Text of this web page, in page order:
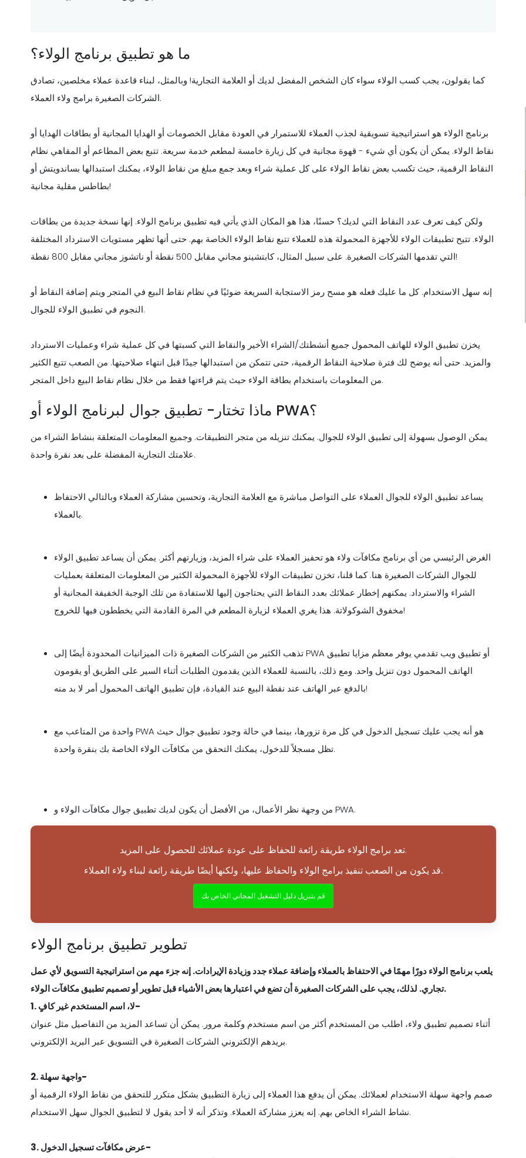
ما هو تطبيق برنامج الولاء؟
كما يقولون، يجب كسب الولاء سواء كان الشخص المفضل لديك أو العلامة التجارية! وبالمثل، لبناء قاعدة عملاء مخلصين، تصادق
الشركات الصغيرة برامج ولاء العملاء.
برنامج الولاء هو استراتيجية تسويقية لجذب العملاء للاستمرار في العودة مقابل الخصومات أو الهدايا المجانية أو بطاقات الهدايا أو
نقاط الولاء. يمكن أن يكون أي شيء - قهوة مجانية في كل زيارة خامسة لمطعم خدمة سريعة. تتبع بعض المطاعم أو المقاهي نظام
النقاط الرقمية، حيث تكسب بعض نقاط الولاء على كل عملية شراء وبعد جمع مبلغ من نقاط الولاء، يمكنك استبدالها بساندويتش أو
بطاطس مقلية مجانية!
ولكن كيف تعرف عدد النقاط التي لديك؟ حسنًا، هذا هو المكان الذي يأتي فيه تطبيق برنامج الولاء. إنها نسخة جديدة من بطاقات
الولاء. تتيح تطبيقات الولاء للأجهزة المحمولة هذه للعملاء تتبع نقاط الولاء الخاصة بهم. حتى أنها تظهر مستويات الاسترداد المختلفة
التي تقدمها الشركات الصغيرة. على سبيل المثال، كابتشينو مجاني مقابل 500 نقطة أو ناتشوز مجاني مقابل 800 نقطة!
إنه سهل الاستخدام. كل ما عليك فعله هو مسح رمز الاستجابة السريعة ضوئيًا في نظام نقاط البيع في المتجر ويتم إضافة النقاط أو
النجوم في تطبيق الولاء للجوال.
يخزن تطبيق الولاء للهاتف المحمول جميع أنشطتك/الشراء الأخير والنقاط التي كسبتها في كل عملية شراء وعمليات الاسترداد
والمزيد. حتى أنه يوضح لك فترة صلاحية النقاط الرقمية، حتى تتمكن من استبدالها جيدًا قبل انتهاء صلاحيتها. من الصعب تتبع الكثير
من المعلومات باستخدام بطاقة الولاء حيث يتم قراءتها فقط من خلال نظام نقاط البيع داخل المتجر.
ماذا تختار- تطبيق جوال لبرنامج الولاء أو PWA؟
يمكن الوصول بسهولة إلى تطبيق الولاء للجوال. يمكنك تنزيله من متجر التطبيقات. وجميع المعلومات المتعلقة بنشاط الشراء من
علامتك التجارية المفضلة على بعد نقرة واحدة.
يساعد تطبيق الولاء للجوال العملاء على التواصل مباشرة مع العلامة التجارية، وتحسين مشاركة العملاء وبالتالي الاحتفاظ
بالعملاء.
الغرض الرئيسي من أي برنامج مكافآت ولاء هو تحفيز العملاء على شراء المزيد، وزيارتهم أكثر. يمكن أن يساعد تطبيق الولاء
للجوال الشركات الصغيرة هنا. كما قلنا، تخزن تطبيقات الولاء للأجهزة المحمولة الكثير من المعلومات المتعلقة بعمليات
الشراء والاسترداد. يمكنهم إخطار عملائك بعدد النقاط التي يحتاجون إليها للاستفادة من تلك الوجبة الخفيفة المجانية أو
مخفوق الشوكولاتة. هذا يغري العملاء لزيارة المطعم في المرة القادمة التي يخططون فيها للخروج!
تذهب الكثير من الشركات الصغيرة ذات الميزانيات المحدودة أيضًا إلى PWA أو تطبيق ويب تقدمي يوفر معظم مزايا تطبيق
الهاتف المحمول دون تنزيل واحد. ومع ذلك، بالنسبة للعملاء الذين يقدمون الطلبات أثناء السير على الطريق أو يقومون
بالدفع عبر الهاتف عند نقطة البيع عند القيادة، فإن تطبيق الهاتف المحمول أمر لا بد منه!
واحدة من المتاعب مع PWA هو أنه يجب عليك تسجيل الدخول في كل مرة تزورها، بينما في حالة وجود تطبيق جوال حيث
تظل مسجلاً للدخول، يمكنك التحقق من مكافآت الولاء الخاصة بك بنقرة واحدة.
من وجهة نظر الأعمال، من الأفضل أن يكون لديك تطبيق جوال مكافآت الولاء و PWA.
تعد برامج الولاء طريقة رائعة للحفاظ على عودة عملائك للحصول على المزيد.
قد يكون من الصعب تنفيذ برامج الولاء والحفاظ عليها، ولكنها أيضًا طريقة رائعة لبناء ولاء العملاء.
قم بتنزيل دليل التشغيل المجاني الخاص بك
تطوير تطبيق برنامج الولاء
يلعب برنامج الولاء دورًا مهمًا في الاحتفاظ بالعملاء وإضافة عملاء جدد وزيادة الإيرادات. إنه جزء مهم من استراتيجية التسويق لأي عمل
تجاري. لذلك، يجب على الشركات الصغيرة أن تضع في اعتبارها بعض الأشياء قبل تطوير أو تصميم تطبيق مكافآت الولاء.
1.
لا، اسم المستخدم غير كافٍ-
أثناء تصميم تطبيق ولاء، اطلب من المستخدم أكثر من اسم مستخدم وكلمة مرور. يمكن أن تساعد المزيد من التفاصيل مثل عنوان
بريدهم الإلكتروني الشركات الصغيرة في التسويق عبر البريد الإلكتروني.
2.
واجهة سهلة-
صمم واجهة سهلة الاستخدام لعملائك. يمكن أن يدفع هذا العملاء إلى زيارة التطبيق بشكل متكرر للتحقق من نقاط الولاء الرقمية أو
نشاط الشراء الخاص بهم. إنه يعزز مشاركة العملاء. وتذكر أنه لا أحد يقول لا لتطبيق الجوال سهل الاستخدام.
3.
عرض مكافآت تسجيل الدخول-